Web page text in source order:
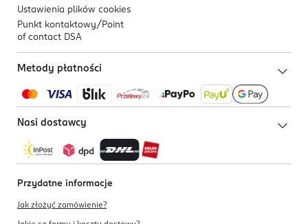
Ustawienia plików cookies
Punkt kontaktowy/ Point
of contact DSA
Metody płatności
Nasi dostawcy
Przydatne informacje
Jak złożyć zamówienie?